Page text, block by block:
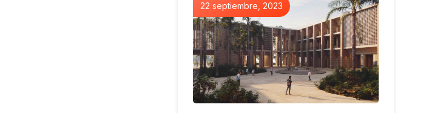
22 septiembre, 2023